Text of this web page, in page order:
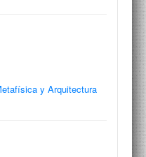
in architecture projects
n.240, aprile /
y Arquitectura